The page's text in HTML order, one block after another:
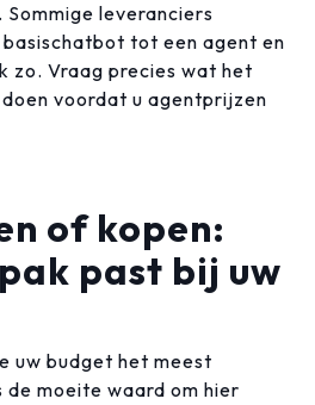
leveranciers
basischatbot tot een agent en
zo. Vraag precies wat het
voordat u agentprijzen
of kopen:
past bij uw
uw budget het meest
de moeite waard om hier